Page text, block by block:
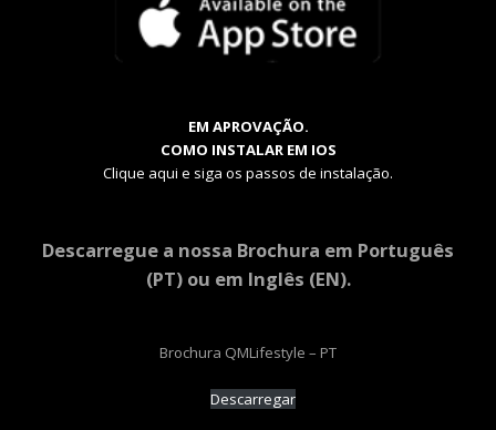
EM APROVAÇÃO.
COMO INSTALAR EM IOS
Clique aqui e siga os passos de instalação.
Descarregue a nossa Brochura em Português
(PT) ou em Inglês (EN).
Brochura QMLifestyle – PT
Descarregar